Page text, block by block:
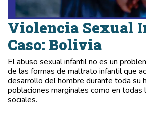
Violencia Sexual
Caso: Bolivia
El abuso sexual infantil no es un
de las formas de maltrato infantil que
desarrollo del hombre durante toda su
poblaciones marginales como en todas
sociales.